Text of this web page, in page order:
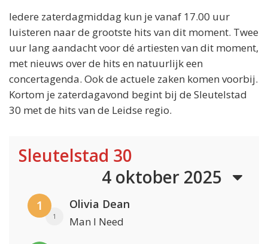
Iedere zaterdagmiddag kun je vanaf 17.00 uur
luisteren naar de grootste hits van dit moment. Twee
uur lang aandacht voor dé artiesten van dit moment,
met nieuws over de hits en natuurlijk een
concertagenda. Ook de actuele zaken komen voorbij.
Kortom je zaterdagavond begint bij de Sleutelstad
30 met de hits van de Leidse regio.
Sleutelstad 30
4 oktober 2025
1
1
Olivia Dean
Man I Need